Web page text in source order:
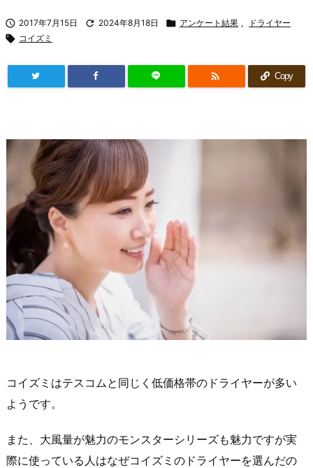
 2017年7月15日  2024年8月18日  アンケート結果 , ドライヤー
 コイズミ
 Copy
コイズミはテスコムと同じく低価格帯のドライヤーが多い
ようです。
また、大風量が魅力のモンスターシリーズも魅力ですが実
際に使っている人はなぜコイズミのドライヤーを選んだの